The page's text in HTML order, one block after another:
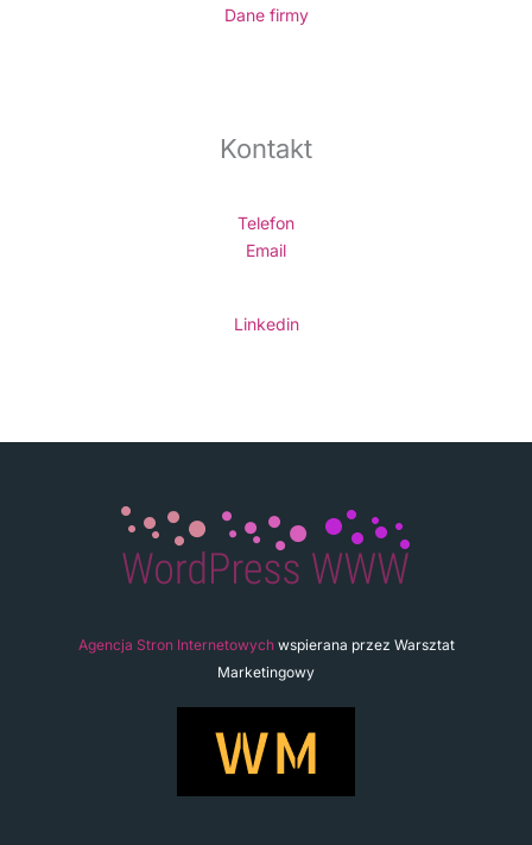
Dane firmy
Kontakt
Telefon
Email
Linkedin
Agencja Stron Internetowychwspierana przez Warsztat
Marketingowy